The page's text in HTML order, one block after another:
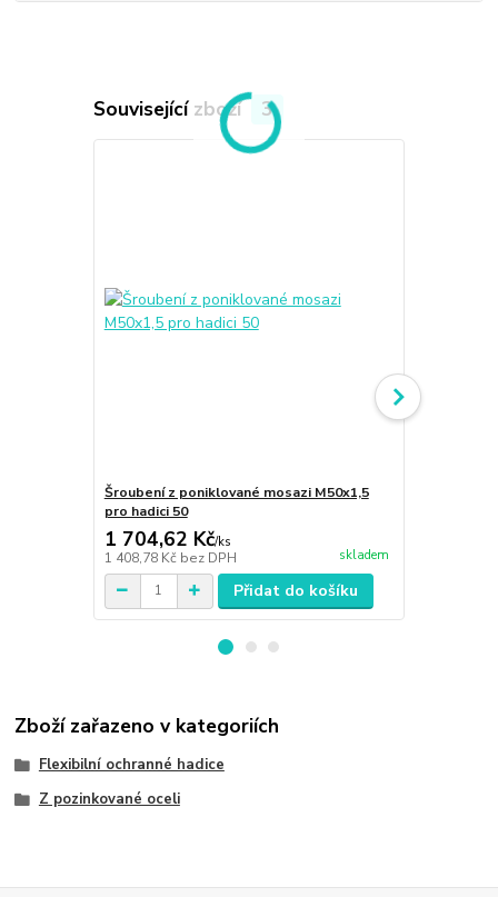
Související zboží 3
Šroubení z poniklované mosazi M50x1,5
pro hadici 50
1 704,62 Kč/ks
1 408,78 Kč bez DPH skladem
Přidat do košíku
Zboží zařazeno v kategoriích
Flexibilní ochranné hadice
Z pozinkované oceli